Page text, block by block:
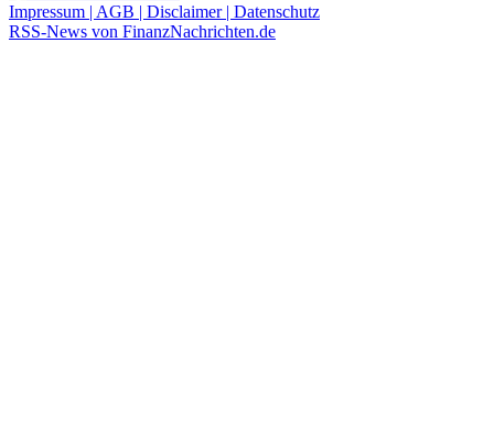
Impressum | AGB | Disclaimer | Datenschutz
RSS-News von FinanzNachrichten.de